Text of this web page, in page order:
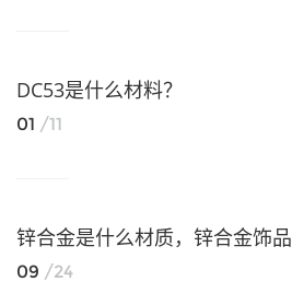
DC53是什么材料？
01 /11
锌合金是什么材质，锌合金饰
09 /24